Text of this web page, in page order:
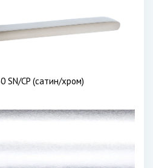
SN/CP (сатин/хром)